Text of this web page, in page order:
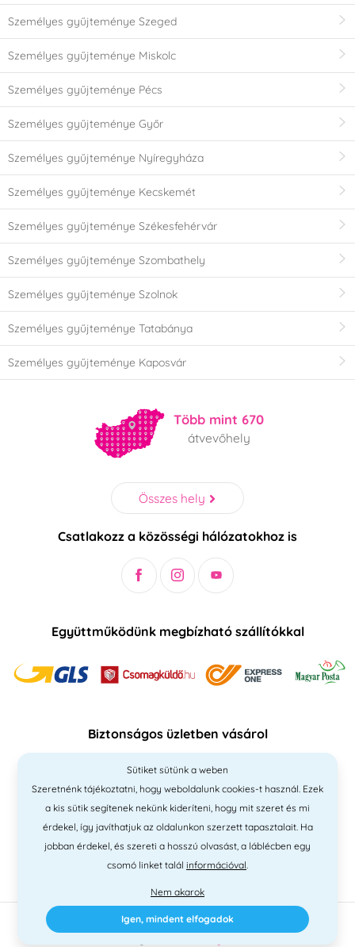
Személyes gyűjteménye Szeged
Személyes gyűjteménye Miskolc
Személyes gyűjteménye Pécs
Személyes gyűjteménye Győr
Személyes gyűjteménye Nyíregyháza
Személyes gyűjteménye Kecskemét
Személyes gyűjteménye Székesfehérvár
Személyes gyűjteménye Szombathely
Személyes gyűjteménye Szolnok
Személyes gyűjteménye Tatabánya
Személyes gyűjteménye Kaposvár
Több mint 670
átvevőhely
Összes hely
Csatlakozz a közösségi hálózatokhoz is
Együttműködünk megbízható szállítókkal
Biztonságos üzletben vásárol
2010 - 2026 © PNM International Kft. • technikai választék Simplia
Sütiket sütünk a weben
Szeretnénk tájékoztatni, hogy weboldalunk cookies-t használ. Ezek
a kis sütik segítenek nekünk kideríteni, hogy mit szeret és mi
érdekel, így javíthatjuk az oldalunkon szerzett tapasztalait. Ha
jobban érdekel, és szereti a hosszú olvasást, a láblécben egy
csomó linket talál információval.
Nem akarok
Igen, mindent elfogadok